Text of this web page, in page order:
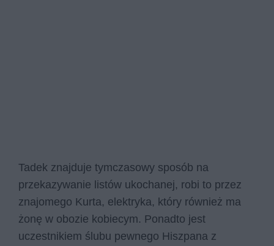
Tadek znajduje tymczasowy sposób na
przekazywanie listów ukochanej, robi to przez
znajomego Kurta, elektryka, który również ma
żonę w obozie kobiecym. Ponadto jest
uczestnikiem ślubu pewnego Hiszpana z